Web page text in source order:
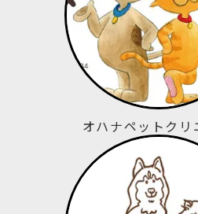
オハナペットクリ